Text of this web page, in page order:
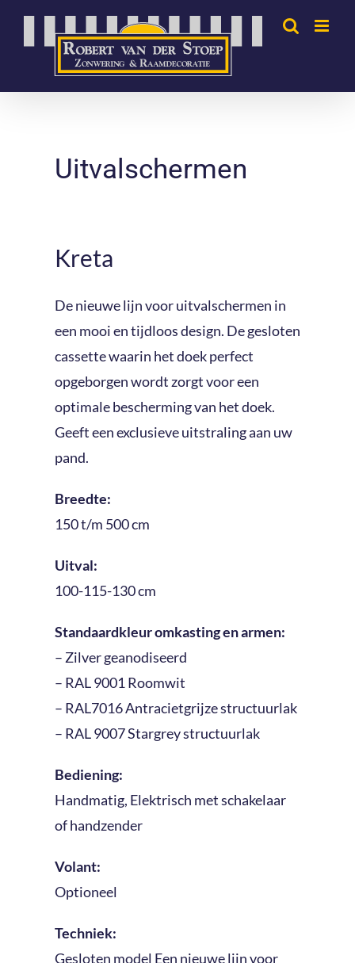
Uitvalschermen
Kreta
De nieuwe lijn voor uitvalschermen in
een mooi en tijdloos design. De gesloten
cassette waarin het doek perfect
opgeborgen wordt zorgt voor een
optimale bescherming van het doek.
Geeft een exclusieve uitstraling aan uw
pand.
Breedte:
150 t/m 500 cm
Uitval:
100-115-130 cm
Standaardkleur omkasting en armen:
– Zilver geanodiseerd
– RAL 9001 Roomwit
– RAL7016 Antracietgrijze structuurlak
– RAL 9007 Stargrey structuurlak
Bediening:
Handmatig, Elektrisch met schakelaar
of handzender
Volant:
Optioneel
Techniek:
Gesloten model Een nieuwe lijn voor